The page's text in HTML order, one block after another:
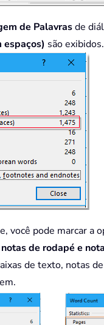
de Palavrasde
espaços) são exibidos.
você pode marcar a
de rodapé e
de texto, notas